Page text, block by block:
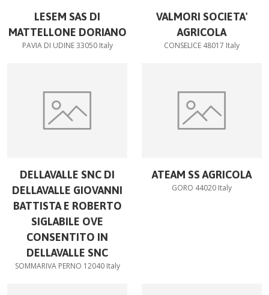
LESEM SAS DI
MATTELLONE DORIANO
PAVIA DI UDINE 33050 Italy
VALMORI SOCIETA'
AGRICOLA
CONSELICE 48017 Italy
DELLAVALLE SNC DI
DELLAVALLE GIOVANNI
BATTISTA E ROBERTO
SIGLABILE OVE
CONSENTITO IN
DELLAVALLE SNC
SOMMARIVA PERNO 12040 Italy
ATEAM SS AGRICOLA
GORO 44020 Italy